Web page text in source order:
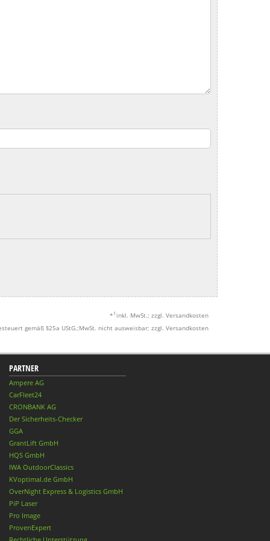
* 1 inkl. MwSt.; zzgl. Versandkosten
gemäß §25a UStG.;MwSt. nicht ausweisbar; zzgl. Versandkosten
PARTNER
Ampere AG
CarFleet24
CRONBANK AG
Der Sicherheits-Checker
GGA
GrantLift GmbH
HQS GmbH
IWA OutdoorClassics
KVoptimal.de GmbH
OverNight Express & Logistics GmbH
PiP Laser
Pro Image
ProvenExpert